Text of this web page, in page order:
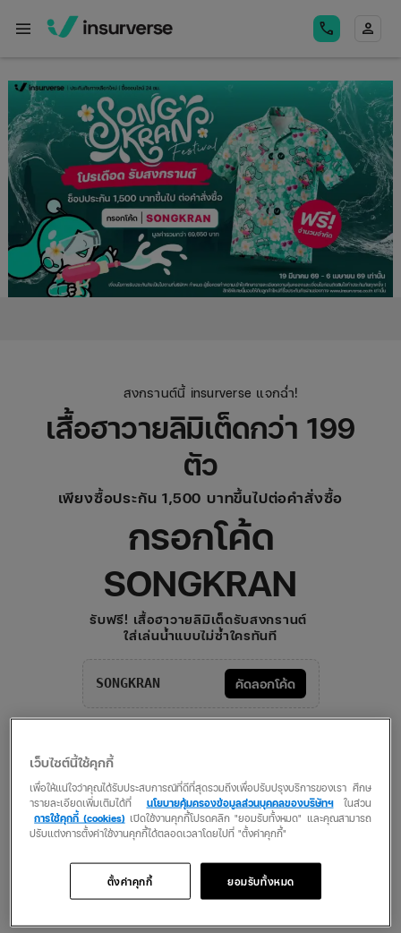
menu call person
สงกรานต์นี้ insurverse แจกฉ่ำ!
เสื้อฮาวายลิมิเต็ดกว่า 199
ตัว
เพียงซื้อประกัน 1,500 บาทขึ้นไปต่อคำสั่งซื้อ
กรอกโค้ด
SONGKRAN
รับฟรี! เสื้อฮาวายลิมิเต็ดรับสงกรานต์
ใส่เล่นน้ำแบบไม่ซ้ำใครทันที
SONGKRAN คัดลอกโค้ด
เช็กราคาและดูความคุ้มครอง ก่อนสิทธิ์หมด
คลิกเลย
เว็บไซต์นี้ใช้คุกกี้
เพื่อให้แน่ใจว่าคุณได้รับประสบการณ์ที่ดีที่สุดรวมถึงเพื่อปรับปรุงบริการของเรา ศึกษ
ารายละเอียดเพิ่มเติมได้ที่
นโยบายคุ้มครองข้อมูลส่วนบุคคลของบริษัทฯในส่วน
การใช้คุกกี้ (cookies) เปิดใช้งานคุกกี้โปรดคลิก "ยอมรับทั้งหมด" และคุณสามารถ
ปรับแต่งการตั้งค่าใช้งานคุกกี้ได้ตลอดเวลาโดยไปที่ "ตั้งค่าคุกกี้"
ยอมรับทั้งหมด
ตั้งค่าคุกกี้